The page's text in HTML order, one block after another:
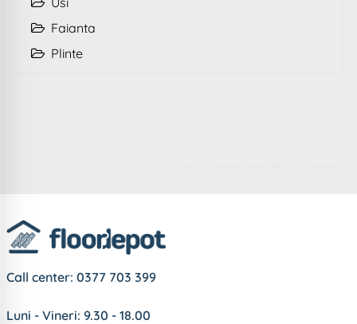
Faianta
Plinte
Call center: 0377 703 399
Luni - Vineri: 9.30 - 18.00